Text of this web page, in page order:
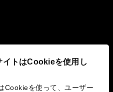
イトはCookieを使用し
Cookieを使って、ユーザー